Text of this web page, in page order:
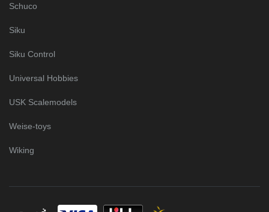
Schuco
Siku
Siku Control
Universal Hobbies
USK Scalemodels
Weise-toys
Wiking